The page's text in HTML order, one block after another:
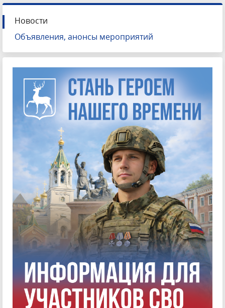
Новости
Объявления, анонсы мероприятий